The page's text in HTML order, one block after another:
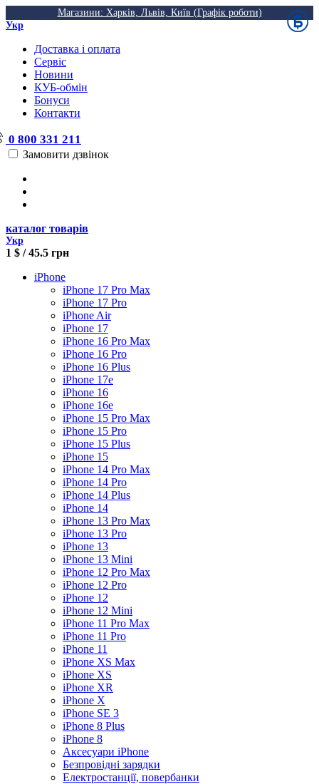
Магазини: Харків, Львів, Київ (Графік роботи)
Укр
Доставка і оплата
Сервіс
Новини
КУБ-обмін
Бонуси
Контакти
0 800 331 211
Замовити дзвінок
каталог товарів
Укр
1 $ / 45.5 грн
iPhone
iPhone 17 Pro Max
iPhone 17 Pro
iPhone Air
iPhone 17
iPhone 16 Pro Max
iPhone 16 Pro
iPhone 16 Plus
iPhone 17e
iPhone 16
iPhone 16e
iPhone 15 Pro Max
iPhone 15 Pro
iPhone 15 Plus
iPhone 15
iPhone 14 Pro Max
iPhone 14 Pro
iPhone 14 Plus
iPhone 14
iPhone 13 Pro Max
iPhone 13 Pro
iPhone 13
iPhone 13 Mini
iPhone 12 Pro Max
iPhone 12 Pro
iPhone 12
iPhone 12 Mini
iPhone 11 Pro Max
iPhone 11 Pro
iPhone 11
iPhone XS Max
iPhone XS
iPhone XR
iPhone X
iPhone SE 3
iPhone 8 Plus
iPhone 8
Аксесуари iPhone
Безпровідні зарядки
Електростанції, повербанки